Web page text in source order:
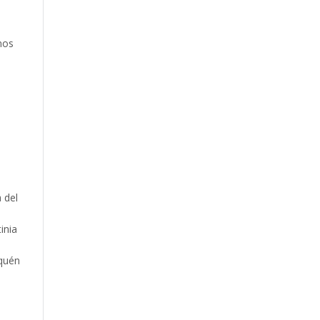
del